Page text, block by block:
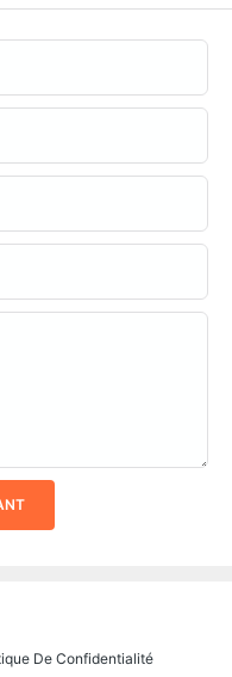
De Confidentialité